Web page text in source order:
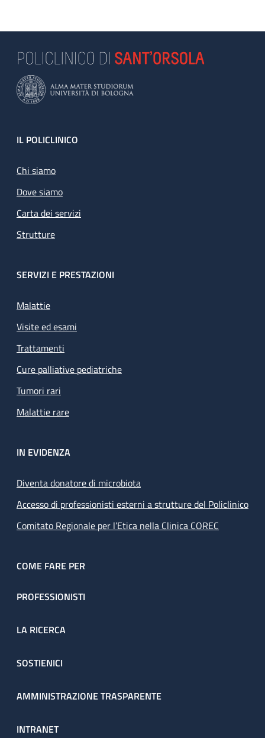
Footer
IL POLICLINICO
Chi siamo
Dove siamo
Carta dei servizi
Strutture
SERVIZI E PRESTAZIONI
Malattie
Visite ed esami
Trattamenti
Cure palliative pediatriche
Tumori rari
Malattie rare
IN EVIDENZA
Diventa donatore di microbiota
Accesso di professionisti esterni a strutture del Policlinico
Comitato Regionale per l’Etica nella Clinica COREC
COME FARE PER
PROFESSIONISTI
LA RICERCA
SOSTIENICI
AMMINISTRAZIONE TRASPARENTE
INTRANET